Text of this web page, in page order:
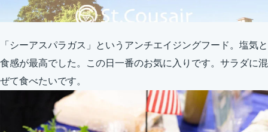
「シーアスパラガス」というアンチエイジングフード。塩気と
食感が最高でした。この日一番のお気に入りです。サラダに混
ぜて食べたいです。